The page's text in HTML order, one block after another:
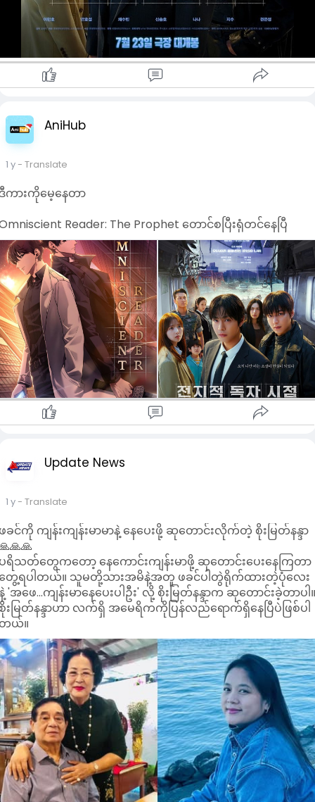
AniHub
1 y- Translate
ကားကိုမေ့နေတာ
Reader: The Prophet တောင်စပြီးရုံတင်နေပြီ
Update News
1 y- Translate
ခင်ကို ကျန်းကျန်းမာမာနဲ့ နေပေးဖို့ ဆုတောင်းလိုက်တဲ့ စိုးမြတ်နန္ဒာ
ရိသတ်တွေကတော့ နေကောင်းကျန်းမာဖို့ ဆုတောင်းပေးနေကြတာ
ေ့ရပါတယ်။ သူမတို့သားအမိနဲ့အတူ ဖခင်ပါတွဲရိုက်ထားတဲ့ပုံလေး
'အဖေ...ကျန်းမာနေပေးပါဦး' လို့ စိုးမြတ်နန္ဒာက ဆုတောင်းခဲ့တာပါ
းမြတ်နန္ဒာဟာ လက်ရှိ အမေရိကကိုပြန်လည်ရောက်ရှိနေပြီပဲဖြစ်ပါ
ယ်။